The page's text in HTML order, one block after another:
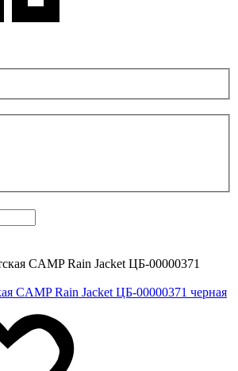
CAMP Rain Jacket ЦБ-00000371 черная